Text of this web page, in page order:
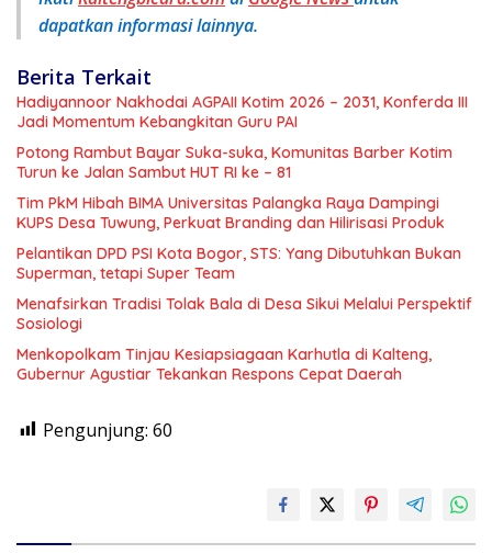
dapatkan informasi lainnya.
Berita Terkait
Hadiyannoor Nakhodai AGPAII Kotim 2026 – 2031, Konferda III
Jadi Momentum Kebangkitan Guru PAI
Potong Rambut Bayar Suka-suka, Komunitas Barber Kotim
Turun ke Jalan Sambut HUT RI ke – 81
Tim PkM Hibah BIMA Universitas Palangka Raya Dampingi
KUPS Desa Tuwung, Perkuat Branding dan Hilirisasi Produk
Pelantikan DPD PSI Kota Bogor, STS: Yang Dibutuhkan Bukan
Superman, tetapi Super Team
Menafsirkan Tradisi Tolak Bala di Desa Sikui Melalui Perspektif
Sosiologi
Menkopolkam Tinjau Kesiapsiagaan Karhutla di Kalteng,
Gubernur Agustiar Tekankan Respons Cepat Daerah
Pengunjung: 60